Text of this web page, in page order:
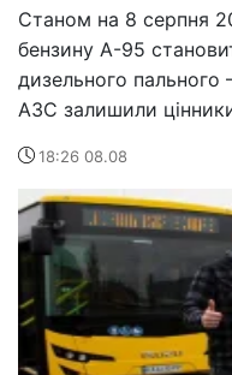
Станом на 8 серпня
бензину А-95
дизельного пального
АЗС залишили
18:26 08.08